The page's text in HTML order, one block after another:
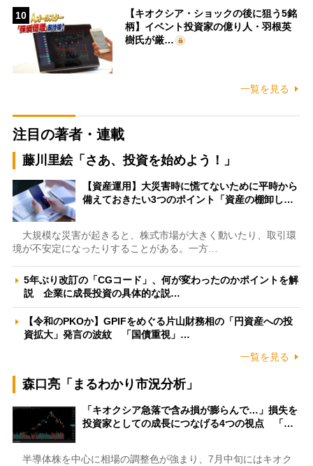
10
【キオクシア・ショックの後に狙う5銘
柄】イベント投資家の億り人・羽根英
樹氏が厳…
一覧を見る
注目の著者・連載
藤川里絵「さあ、投資を始めよう！」
【資産運用】大災害時に慌てないために平時から
備えておきたい3つのポイント「資産の棚卸し…
大規模な災害が起きると、株式市場が大きく動いたり、取引環
境が不安定になったりすることがある。一方…
5年ぶり改訂の「CGコード」、何が変わったのかポイントを解
説 企業に成長投資の具体的な説…
【令和のPKOか】GPIFをめぐる片山財務相の「円資産への投
資拡大」発言の波紋 「国債重視」…
一覧を見る
森口亮「まるわかり市況分析」
「キオクシア急落で含み損が膨らんで…」損失を
投資家としての成長につなげる4つの視点 「…
半導体株を中心に相場の調整色が強まり、7月中旬にはキオク